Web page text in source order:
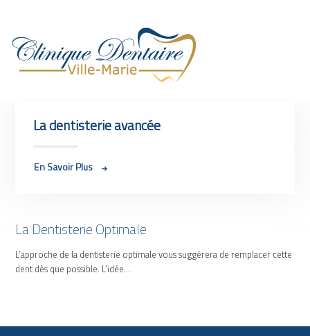
URGENCE DENTAIRE
ÉQUIPE
CARRIÈRE
CONTACT
FRANÇAIS
La dentisterie avancée
En Savoir Plus
La Dentisterie Optimale
L’approche de la dentisterie optimale vous suggérera de remplacer cette
dent dès que possible. L’idée…